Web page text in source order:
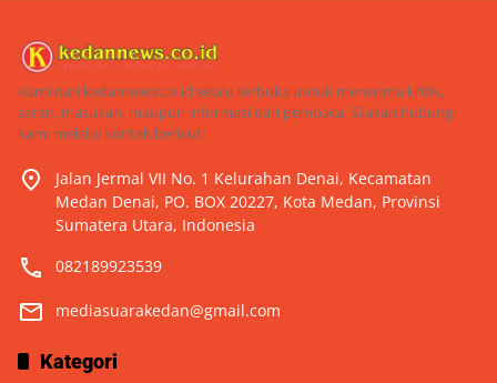
Kami dari kedannews.co.id selalu terbuka untuk menerima kritik,
saran, masukan, maupun informasi dari pembaca. Silakan hubungi
kami melalui kontak berikut:
Jalan Jermal VII No. 1 Kelurahan Denai, Kecamatan
Medan Denai, PO. BOX 20227, Kota Medan, Provinsi
Sumatera Utara, Indonesia
082189923539
mediasuarakedan@gmail.com
Kategori